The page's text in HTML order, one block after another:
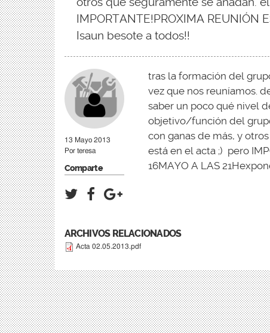
IMPORTANTE!PROXIMA REUNIÓN
Isaun besote a todos!!
13 Mayo 2013
Por teresa
Comparte
tras la formación del
vez que nos reuníamos.
saber un poco qué nivel
objetivo/función del
con ganas de más, y
está en el acta ;) pero
16MAYO A LAS
ARCHIVOS RELACIONADOS
Acta 02.05.2013.pdf